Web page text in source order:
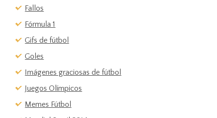
Fallos
Fórmula 1
Gifs de fútbol
Goles
Imágenes graciosas de fútbol
Juegos Olímpicos
Memes Fútbol